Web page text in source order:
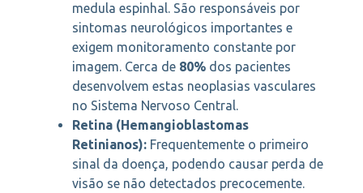
medula espinhal. São responsáveis por
sintomas neurológicos importantes e
exigem monitoramento constante por
imagem. Cerca de 80% dos pacientes
desenvolvem estas neoplasias vasculares
no Sistema Nervoso Central.
Retina (Hemangioblastomas
Retinianos): Frequentemente o primeiro
sinal da doença, podendo causar perda de
visão se não detectados precocemente.